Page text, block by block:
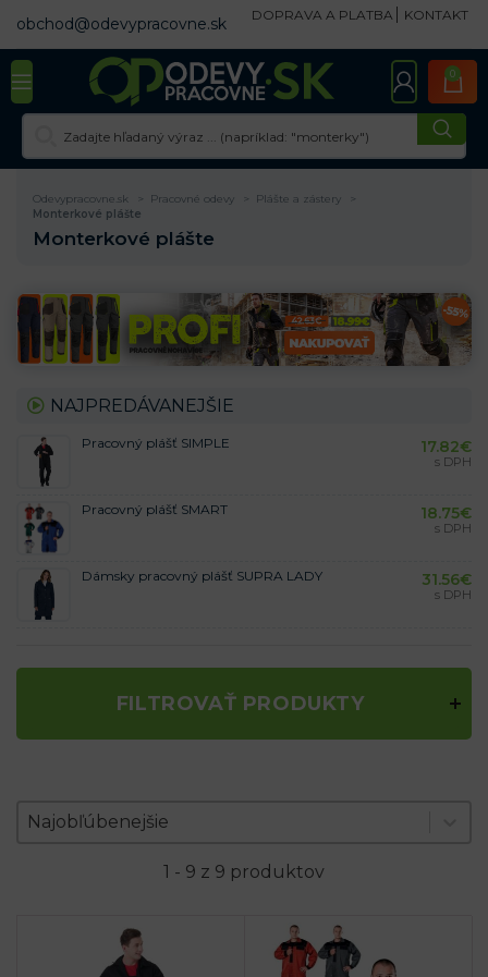
obchod@odevypracovne.sk DOPRAVA A PLATBA KONTAKT
0
Odevypracovne.sk Pracovné odevy
Plášte a zástery
Monterkové plášte
Monterkové plášte
NAJPREDÁVANEJŠIE
Pracovný plášť SIMPLE 17.82€
s DPH
Pracovný plášť SMART 18.75€
s DPH
Dámsky pracovný plášť SUPRA LADY 31.56€
s DPH
FILTROVAŤ PRODUKTY
Zoradenie produktov
Sort content
Najobľúbenejšie
Sort content
1 - 9 z 9 produktov